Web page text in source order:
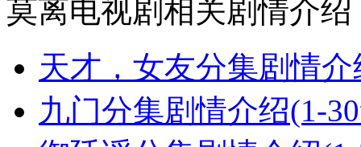
莫离电视剧相关剧情介绍
天才，女友分集剧情
九门分集剧情介绍(1-